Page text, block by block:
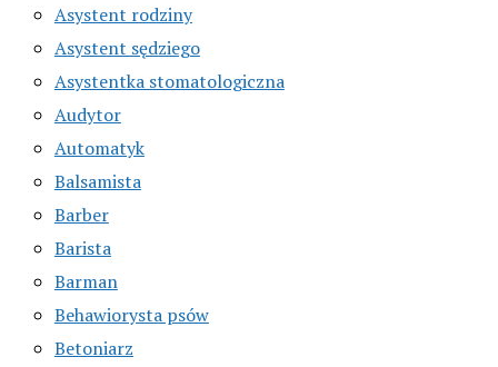
Asystent rodziny
Asystent sędziego
Asystentka stomatologiczna
Audytor
Automatyk
Balsamista
Barber
Barista
Barman
Behawiorysta psów
Betoniarz